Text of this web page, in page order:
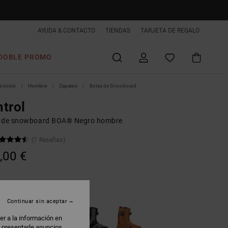
AYUDA & CONTACTO TIENDAS TARJETA DE REGALO
PROMO
inicio Hombre Zapatos Botas de Snowboard
snowboard BOA® Negro hombre
(7 Reseñas)
€
a la información en
Continuar sin aceptar